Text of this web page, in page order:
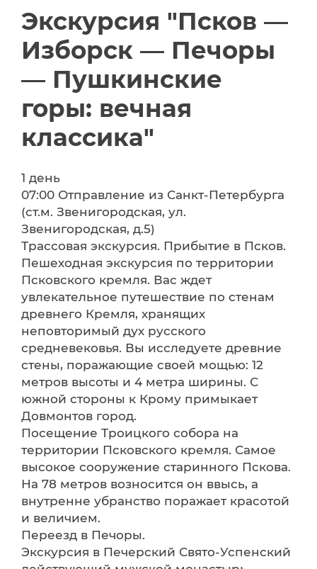
Экскурсия "Псков —
Изборск — Печоры
— Пушкинские
горы: вечная
классика"
1 день
07:00 Отправление из Санкт-Петербурга
(ст.м. Звенигородская, ул.
Звенигородская, д.5)
Трассовая экскурсия. Прибытие в Псков.
Пешеходная экскурсия по территории
Псковского кремля. Вас ждет
увлекательное путешествие по стенам
древнего Кремля, хранящих
неповторимый дух русского
средневековья. Вы исследуете древние
стены, поражающие своей мощью: 12
метров высоты и 4 метра ширины. С
южной стороны к Крому примыкает
Довмонтов город.
Посещение Троицкого собора на
территории Псковского кремля. Самое
высокое сооружение старинного Пскова.
На 78 метров возносится он ввысь, а
внутренне убранство поражает красотой
и величием.
Переезд в Печоры.
Экскурсия в Печерский Свято-Успенский